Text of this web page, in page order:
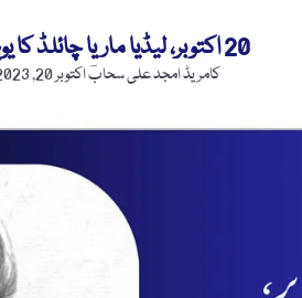
20 اکتوبر، لیڈیا ماریا چائلڈ کا یومِ انتقال
کامریڈ امجد علی سحابؔاکتوبر 20, 2023